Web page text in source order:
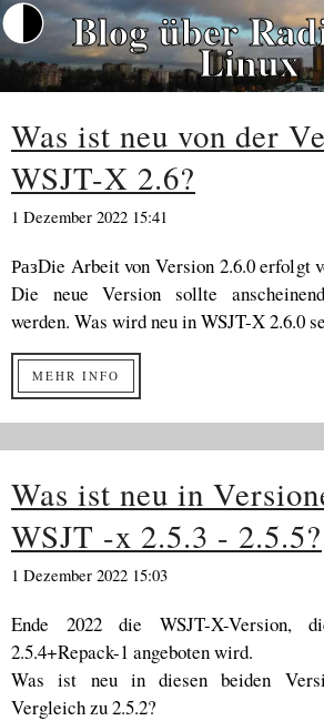
Blog über
Linux
Was ist neu von der
WSJT-X 2.6?
1 Dezember 2022 15:41
РазDie Arbeit von Version 2.6.0 erfolgt
Die neue Version sollte
werden. Was wird neu in WSJT-X 2.6.0
MEHR INFO
Was ist neu in
WSJT -x 2.5.3 - 2.5.5?
1 Dezember 2022 15:03
Ende 2022 die WSJT-X-Version,
2.5.4+Repack-1 angeboten wird.
Was ist neu in diesen beiden
Vergleich zu 2.5.2?